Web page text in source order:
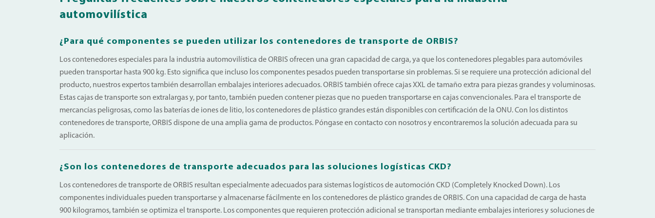
automovilística
¿Para qué componentes se pueden utilizar los contenedores de transporte de ORBIS?
Los contenedores especiales para la industria automovilística de ORBIS ofrecen una gran capacidad de carga, ya que los contenedores plegables para automóviles
pueden transportar hasta 900 kg. Esto significa que incluso los componentes pesados pueden transportarse sin problemas. Si se requiere una protección adicional del
producto, nuestros expertos también desarrollan embalajes interiores adecuados. ORBIS también ofrece cajas XXL de tamaño extra para piezas grandes y voluminosas.
Estas cajas de transporte son extralargas y, por tanto, también pueden contener piezas que no pueden transportarse en cajas convencionales. Para el transporte de
mercancías peligrosas, como las baterías de iones de litio, los contenedores de plástico grandes están disponibles con certificación de la ONU. Con los distintos
contenedores de transporte, ORBIS dispone de una amplia gama de productos. Póngase en contacto con nosotros y encontraremos la solución adecuada para su
aplicación.
¿Son los contenedores de transporte adecuados para las soluciones logísticas CKD?
Los contenedores de transporte de ORBIS resultan especialmente adecuados para sistemas logísticos de automoción CKD (Completely Knocked Down). Los
componentes individuales pueden transportarse y almacenarse fácilmente en los contenedores de plástico grandes de ORBIS. Con una capacidad de carga de hasta
900 kilogramos, también se optimiza el transporte. Los componentes que requieren protección adicional se transportan mediante embalajes interiores y soluciones de